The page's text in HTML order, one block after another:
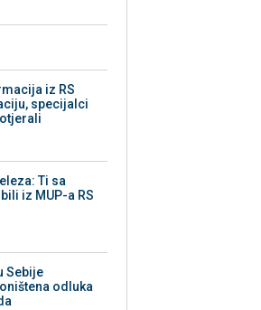
iz RS
specijalci
otjerali
Ti sa
iz MUP-a RS
Sebije
odluka